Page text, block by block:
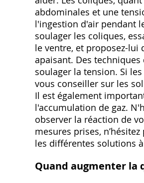
abdominales et une
l'ingestion d'air pendant
soulager les coliques,
le ventre, et proposez-lui
apaisant. Des
soulager la tension. Si
vous conseiller sur les
Il est également
l'accumulation de gaz.
observer la réaction de
mesures prises,
les différentes solutions
Quand augmenter la